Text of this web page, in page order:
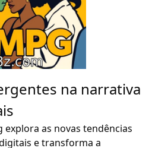
na narrativa
explora as novas tendências
e transforma a